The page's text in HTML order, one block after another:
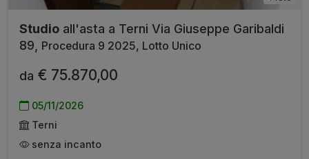
Studio all'asta a Terni Via Giuseppe Garibaldi
89,
Procedura 9 2025, Lotto Unico
da € 75.870,00
05/11/2026
Terni
senza incanto